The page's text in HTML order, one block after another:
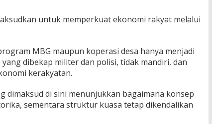
untuk memperkuat ekonomi rakyat melalui
MBG maupun koperasi desa hanya menjadi
dibekap militer dan polisi, tidak mandiri, dan
kerakyatan.
dimaksud di sini menunjukkan bagaimana konsep
sementara struktur kuasa tetap dikendalikan